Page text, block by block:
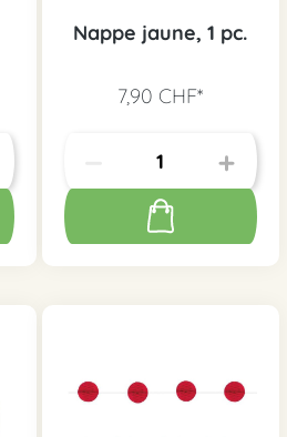
Nappe jaune, 1 pc.
7,90 CHF*